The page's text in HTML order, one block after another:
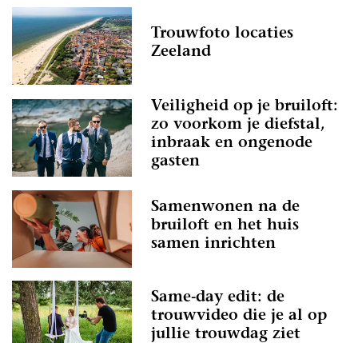
Trouwfoto locaties
Zeeland
Veiligheid op je bruiloft:
zo voorkom je diefstal,
inbraak en ongenode
gasten
Samenwonen na de
bruiloft en het huis
samen inrichten
Same-day edit: de
trouwvideo die je al op
jullie trouwdag ziet